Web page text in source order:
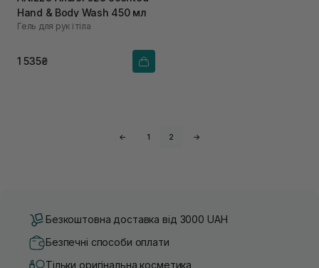
Hand & Body Wash 450 мл
Гель для рук і тіла
1 535₴
← 1 2 →
Безкоштовна доставка від 3000 UAH
Безпечні способи оплати
Тільки оригінальна косметика